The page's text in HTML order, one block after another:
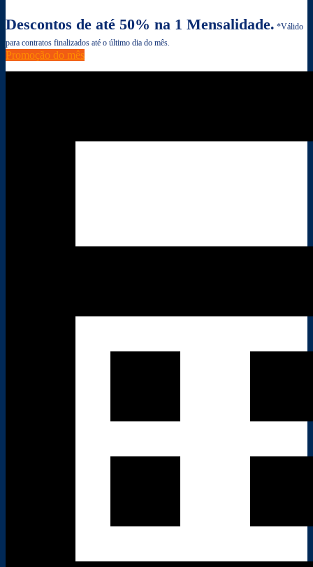
Descontos de até 50% na 1 Mensalidade. *Válido
para contratos finalizados até o último dia do mês.
Promoção do mês